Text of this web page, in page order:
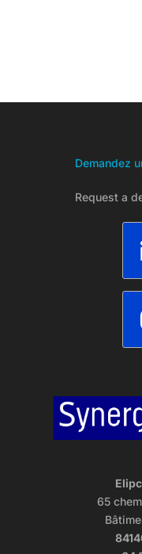
Demandez
Request a
65